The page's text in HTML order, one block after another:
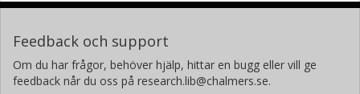
Feedback och support
Om du har frågor, behöver hjälp, hittar en bugg eller vill ge
feedback når du oss på research.lib@chalmers.se.